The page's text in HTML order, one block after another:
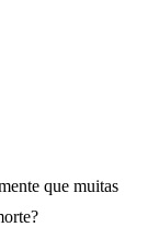
que muitas